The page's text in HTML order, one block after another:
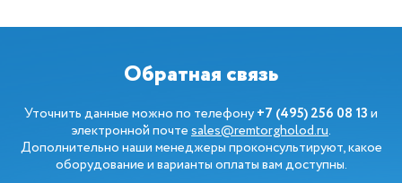
Обратная связь
Уточнить данные можно по телефону+7 (495) 256 08 13и
электронной почтеsales@remtorgholod.ru.
Дополнительно наши менеджеры проконсультируют, какое
оборудование и варианты оплаты вам доступны.